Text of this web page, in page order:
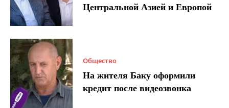
Центральной Азией и Европой
Общество
На жителя Баку оформили
кредит после видеозвонка